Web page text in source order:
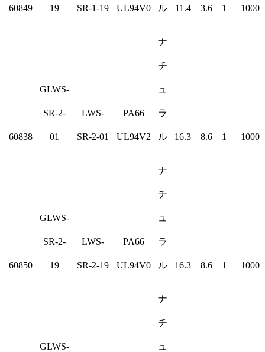
60849 19 SR-1-19 UL94V0 ル 11.4 3.6 1 1000
60838
GLWS-
SR-2-
01
LWS-
SR-2-01
PA66
UL94V2
ナ
チ
ュ
ラ
ル 16.3 8.6 1 1000
60850
GLWS-
SR-2-
19
LWS-
SR-2-19
PA66
UL94V0
ナ
チ
ュ
ラ
ル 16.3 8.6 1 1000
GLWS-
ナ
チ
ュ